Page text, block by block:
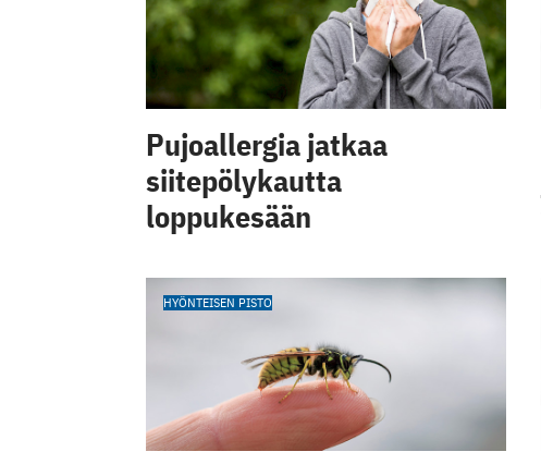
Pujoallergia jatkaa
siitepölykautta
loppukesään
HYÖNTEISEN PISTO